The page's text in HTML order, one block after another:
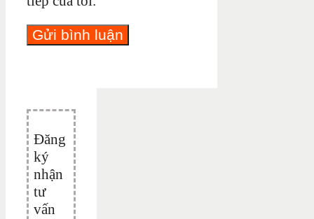
Đăng
ký
nhận
tư
vấn